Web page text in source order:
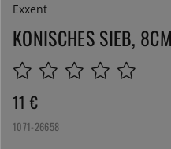
Exxent
KONISCHES SIEB,
11 €
1071-26658